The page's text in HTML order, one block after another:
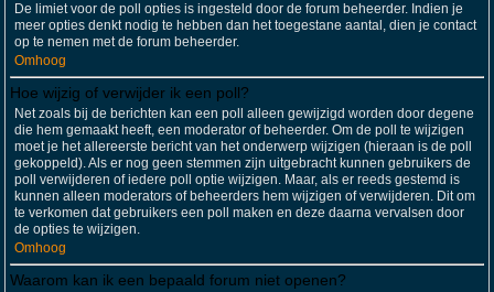
De limiet voor de poll opties is ingesteld door de forum beheerder. Indien je
meer opties denkt nodig te hebben dan het toegestane aantal, dien je contact
op te nemen met de forum beheerder.
Omhoog
Hoe wijzig of verwijder ik een poll?
Net zoals bij de berichten kan een poll alleen gewijzigd worden door degene
die hem gemaakt heeft, een moderator of beheerder. Om de poll te wijzigen
moet je het allereerste bericht van het onderwerp wijzigen (hieraan is de poll
gekoppeld). Als er nog geen stemmen zijn uitgebracht kunnen gebruikers de
poll verwijderen of iedere poll optie wijzigen. Maar, als er reeds gestemd is
kunnen alleen moderators of beheerders hem wijzigen of verwijderen. Dit om
te verkomen dat gebruikers een poll maken en deze daarna vervalsen door
de opties te wijzigen.
Omhoog
Waarom kan ik een bepaald forum niet openen?